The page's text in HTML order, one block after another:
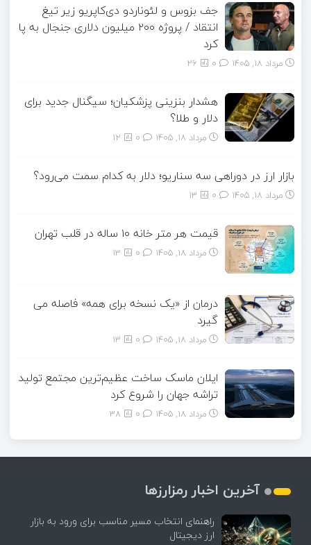
جف بزوس و لئوناردو دی‌کاپریو زیر تیغ
انتقاد / پروژه ۲۰۰ میلیون دلاری جنجال به پا
کرد
مرداد ۱۸, ۱۴۰۵ 26
هشدار بنزینی پزشکیان؛ سیگنال جدید برای
دلار و طلا؟
مرداد ۱۸, ۱۴۰۵ 12
بازار ارز در دوراهی سه سناریو؛ دلار به کدام سمت می‌رود؟
مرداد ۱۸, ۱۴۰۵ 13
قیمت هر متر خانه ۱۰ ساله در قلب تهران
مرداد ۱۸, ۱۴۰۵ 13
درمان از «یک نسخه برای همه» فاصله می
گیرد
مرداد ۱۸, ۱۴۰۵ 13
ایلان ماسک ساخت عظیم‌ترین مجتمع تولید
تراشه جهان را شروع کرد
مرداد ۱۸, ۱۴۰۵ 38
آخرین اخبار رمزارزها
راهنمای انتخاب مسیر مناسب برای ورود به بازار
ارز دیجیتال